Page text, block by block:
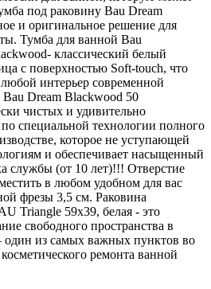
под раковину Bau Dream
и оригинальное решение для
Тумба для ванной Bau
классический белый
с поверхностью Soft-touch, что
любой интерьер современной
Dream Blackwood 50
чистых и удивительно
специальной технологии полного
которое не уступающей
и обеспечивает насыщенный
службы (от 10 лет)!!! Отверстие
в любом удобном для вас
фрезы 3,5 см. Раковина
Triangle 59х39, белая - это
свободного пространства в
из самых важных пунктов во
ремонта ванной